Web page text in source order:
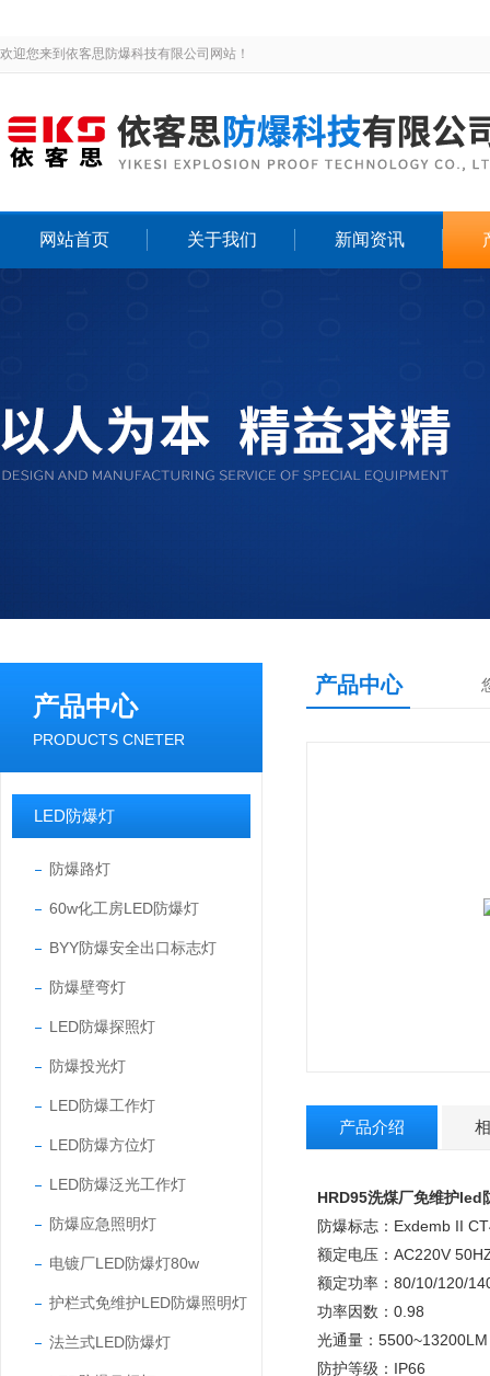
欢迎您来到依客思防爆科技有限公司网站！
网站首页 关于我们 新闻资讯
产品中心
PRODUCTS CNETER
LED防爆灯
防爆路灯
60w化工房LED防爆灯
BYY防爆安全出口标志灯
防爆壁弯灯
LED防爆探照灯
防爆投光灯
LED防爆工作灯
LED防爆方位灯
LED防爆泛光工作灯
防爆应急照明灯
电镀厂LED防爆灯80w
护栏式免维护LED防爆照明灯
法兰式LED防爆灯
产品中心
产品介绍
HRD95洗煤厂免维护led
防爆标志：Exdemb II
额定电压：AC220V
额定功率：80/10/120/
功率因数：0.98
光通量：5500~13200LM
防护等级：IP66